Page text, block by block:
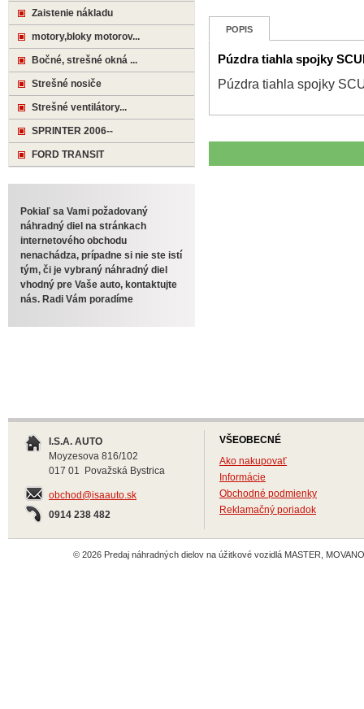
POPIS
Púzdra tiahla spojky
Púzdra tiahla spojky
Zaistenie nákladu
motory,bloky motorov...
Bočné, strešné okná ...
Strešné nosiče
Strešné ventilátory...
SPRINTER 2006--
FORD TRANSIT
Pokiaľ sa Vami požadovaný
náhradný diel na stránkach
internetového obchodu
nenachádza, prípadne si nie ste istí
tým, či je vybraný náhradný diel
vhodný pre Vaše auto, kontaktujte
nás. Radi Vám poradíme
I.S.A. AUTO
Moyzesova 816/102
017 01 Považská Bystrica
obchod@isaauto.sk
0914 238 482
VŠEOBECNÉ
Ako nakupovať
Informácie
Obchodné podmienky
Reklamačný poriadok
© 2026 Predaj náhradných dielov na úžitkové vozidlá MASTER,